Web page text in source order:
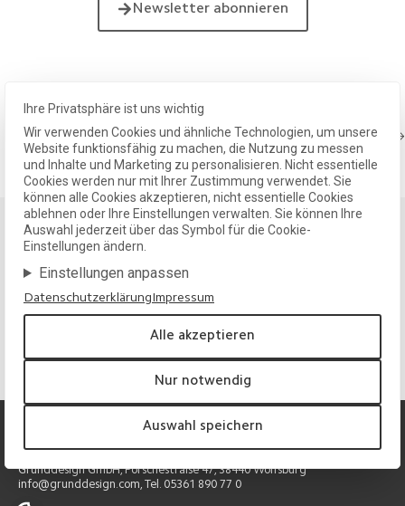
Ihre Privatsphäre ist uns wichtig
Wir verwenden Cookies und ähnliche Technologien, um unsere
Website funktionsfähig zu machen, die Nutzung zu messen
und Inhalte und Marketing zu personalisieren. Nicht essentielle
Cookies werden nur mit Ihrer Zustimmung verwendet. Sie
können alle Cookies akzeptieren, nicht essentielle Cookies
ablehnen oder Ihre Einstellungen verwalten. Sie können Ihre
Auswahl jederzeit über das Symbol für die Cookie-
Einstellungen ändern.
Einstellungen anpassen
DatenschutzerklärungImpressum
Alle akzeptieren
Nur notwendig
Auswahl speichern
Newsletter abonnieren
NÄCHSTER
Wir ziehen um!
Klarheit und Substanz für Ihre Marke.
Wir entwickeln Designlösungen, die wirken, langfristig tragen
und Ihre Identität nachhaltig stärken.
Grunddesign GmbH, Porschestraße 47, 38440 Wolfsburg
info@grunddesign.com, Tel. 05361 890 77 0